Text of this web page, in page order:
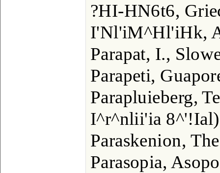
?HI-HN6t6,
I'Nl'iM^Hl'iHk,
Parapat, I.,
Parapeti,
Parapluieberg,
I^r^nlii'ia
Paraskenion,
Parasopia,